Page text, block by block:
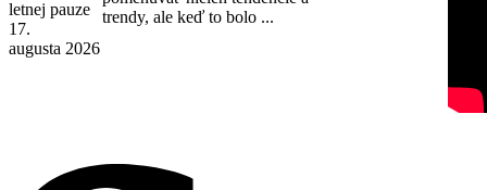
letnej pauze
17.
augusta 2026
trendy, ale keď to bolo ...